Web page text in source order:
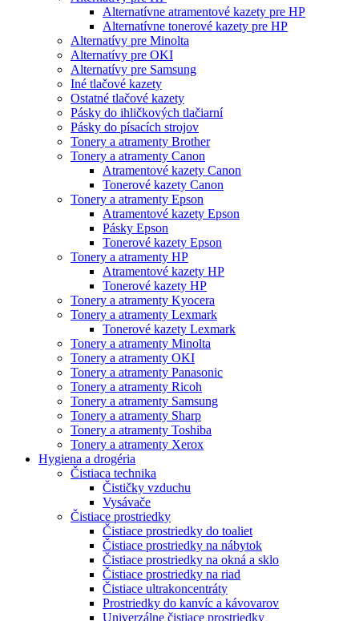
Alternatívne atramentové kazety pre HP
Alternatívne tonerové kazety pre HP
Alternatívy pre Minolta
Alternatívy pre OKI
Alternatívy pre Samsung
Iné tlačové kazety
Ostatné tlačové kazety
Pásky do ihličkových tlačiarní
Pásky do písacích strojov
Tonery a atramenty Brother
Tonery a atramenty Canon
Atramentové kazety Canon
Tonerové kazety Canon
Tonery a atramenty Epson
Atramentové kazety Epson
Pásky Epson
Tonerové kazety Epson
Tonery a atramenty HP
Atramentové kazety HP
Tonerové kazety HP
Tonery a atramenty Kyocera
Tonery a atramenty Lexmark
Tonerové kazety Lexmark
Tonery a atramenty Minolta
Tonery a atramenty OKI
Tonery a atramenty Panasonic
Tonery a atramenty Ricoh
Tonery a atramenty Samsung
Tonery a atramenty Sharp
Tonery a atramenty Toshiba
Tonery a atramenty Xerox
Hygiena a drogéria
Čistiaca technika
Čističky vzduchu
Vysávače
Čistiace prostriedky
Čistiace prostriedky do toaliet
Čistiace prostriedky na nábytok
Čistiace prostriedky na okná a sklo
Čistiace prostriedky na riad
Čistiace ultrakoncentráty
Prostriedky do kanvíc a kávovarov
Univerzálne čistiace prostriedky